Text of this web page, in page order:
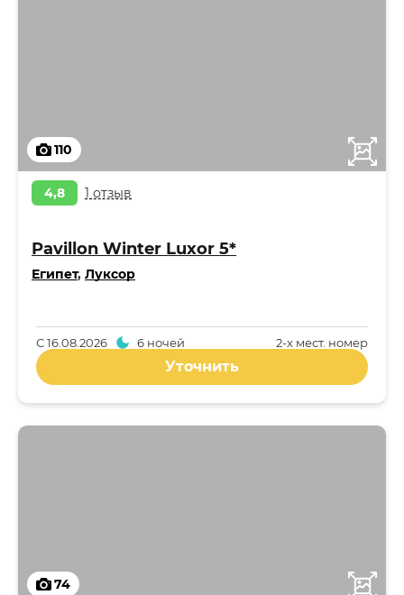
110
4,8 1 отзыв
Pavillon Winter Luxor 5*
Египет, Луксор
2-x мест. номер
С16.08.2026 6 ночей
Уточнить
74